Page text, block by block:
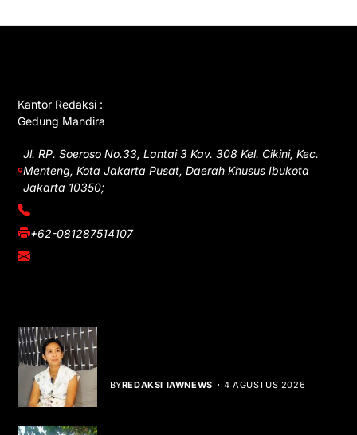
Kantor Redaksi :
Gedung Mandira
Jl. RP. Soeroso No.33, Lantai 3 Kav. 308 Kel. Cikini, Kec.
Menteng, Kota Jakarta Pusat, Daerah Khusus Ibukota
Jakarta 10350;
(021) 3908026
+62-081287514107
adm@iawnews.com
BYREDAKSI IAWNEWS 4 AGUSTUS 2026